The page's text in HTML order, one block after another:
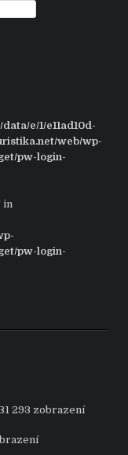
/data/e/1/e11ad10d-
web/wp-
pw-login-
in
pw-login-
293 zobrazení